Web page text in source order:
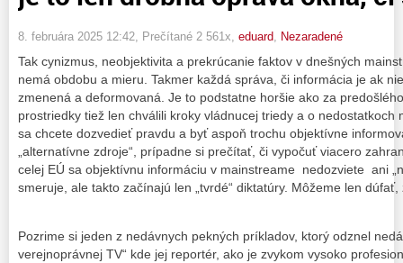
8. februára 2025 12:42 , Prečítané 2 561x, eduard Nezaradené
Tak cynizmus, neobjektivita a prekrúcanie faktov v dnešných
nemá obdobu a mieru. Takmer každá správa, či informácia je ak
zmenená a deformovaná. Je to podstatne horšie ako za
prostriedky tiež len chválili kroky vládnucej triedy a o nedostatkoch
sa chcete dozvedieť pravdu a byť aspoň trochu objektívne
„alternatívne zdroje“, prípadne si prečítať, či vypočuť viacero
celej EÚ sa objektívnu informáciu v mainstreame nedozviete ani
smeruje, ale takto začínajú len „tvrdé“ diktatúry. Môžeme len
Pozrime si jeden z nedávnych pekných príkladov, ktorý odznel
verejnoprávnej TV“ kde jej reportér, ako je zvykom vysoko